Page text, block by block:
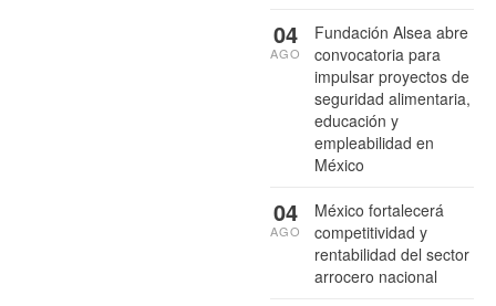
Fundación Alsea abre
convocatoria para
impulsar proyectos de
seguridad alimentaria,
educación y
empleabilidad en
México
04
AGO
México fortalecerá
competitividad y
rentabilidad del sector
arrocero nacional
04
AGO